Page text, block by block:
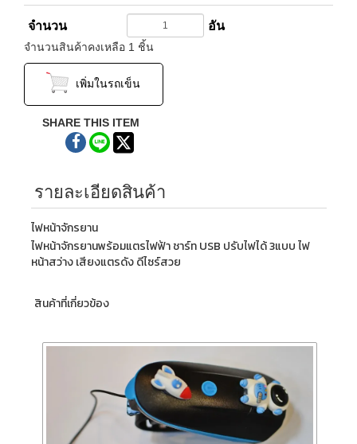
จำนวน อัน
จำนวนสินค้าคงเหลือ 1 ชิ้น
เพิ่มในรถเข็น
SHARE THIS ITEM
รายละเอียดสินค้า
ไฟหน้าจักรยาน
ไฟหน้าจักรยานพร้อมแตรไฟฟ้า ชาร์ท USB ปรับไฟได้ 3แบบ ไฟ
หน้าสว่าง เสียงแตรดัง ดีไซร์สวย
สินค้าที่เกี่ยวข้อง